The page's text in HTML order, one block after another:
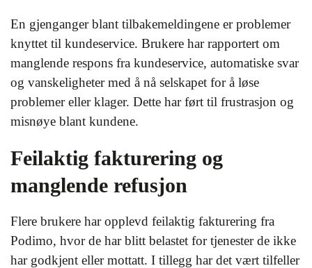
En gjenganger blant tilbakemeldingene er problemer
knyttet til kundeservice. Brukere har rapportert om
manglende respons fra kundeservice, automatiske svar
og vanskeligheter med å nå selskapet for å løse
problemer eller klager. Dette har ført til frustrasjon og
misnøye blant kundene.
Feilaktig fakturering og
manglende refusjon
Flere brukere har opplevd feilaktig fakturering fra
Podimo, hvor de har blitt belastet for tjenester de ikke
har godkjent eller mottatt. I tillegg har det vært tilfeller